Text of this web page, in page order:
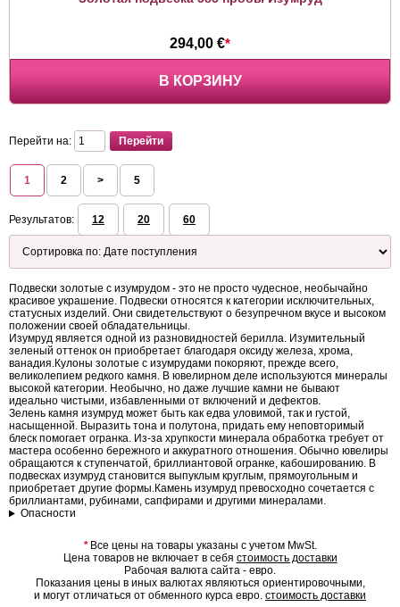
294,00 €*
В КОРЗИНУ
Перейти на:
1 2 > 5
Результатов: 12 20 60
Подвески золотые с изумрудом - это не просто чудесное, необычайно
красивое украшение. Подвески относятся к категории исключительных,
статусных изделий. Они свидетельствуют о безупречном вкусе и высоком
положении своей обладательницы.
Изумруд является одной из разновидностей берилла. Изумительный
зеленый оттенок он приобретает благодаря оксиду железа, хрома,
ванадия.Кулоны золотые с изумрудами покоряют, прежде всего,
великолепием редкого камня. В ювелирном деле используются минералы
высокой категории. Необычно, но даже лучшие камни не бывают
идеально чистыми, избавленными от включений и дефектов.
Зелень камня изумруд может быть как едва уловимой, так и густой,
насыщенной. Выразить тона и полутона, придать ему неповторимый
блеск помогает огранка. Из-за хрупкости минерала обработка требует от
мастера особенно бережного и аккуратного отношения. Обычно ювелиры
обращаются к ступенчатой, бриллиантовой огранке, кабошированию. В
подвесках изумруд становится выпуклым круглым, прямоугольным и
приобретает другие формы.Камень изумруд превосходно сочетается с
бриллиантами, рубинами, сапфирами и другими минералами.
Опасности
*Все цены на товары указаны с учетом MwSt.
Цена товаров не включает в себя стоимость доставки
Рабочая валюта сайта - евро.
Показания цены в иных валютах являються ориентировочными,
и могут отличаться от обменного курса евро. стоимость доставки